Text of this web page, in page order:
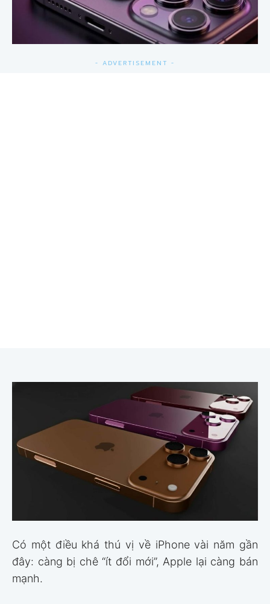
- ADVERTISEMENT -
Có một điều khá thú vị về iPhone vài năm gần
đây: càng bị chê “ít đổi mới”, Apple lại càng bán
mạnh.